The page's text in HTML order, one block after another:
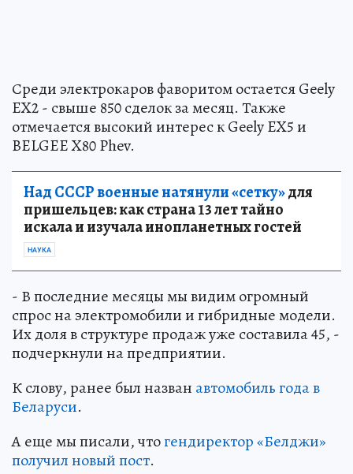
Среди электрокаров фаворитом остается Geely
EX2 - свыше 850 сделок за месяц. Также
отмечается высокий интерес к Geely EX5 и
BELGEE X80 Phev.
Над СССР военные натянули «сетку»для
пришельцев: как страна 13 лет тайно
искала и изучала инопланетных гостей
НАУКА
- В последние месяцы мы видим огромный
спрос на электромобили и гибридные модели.
Их доля в структуре продаж уже составила 45, -
подчеркнули на предприятии.
К слову, ранее был назван автомобиль года в
Беларуси.
А еще мы писали, чтогендиректор «Белджи»
получил новый пост.